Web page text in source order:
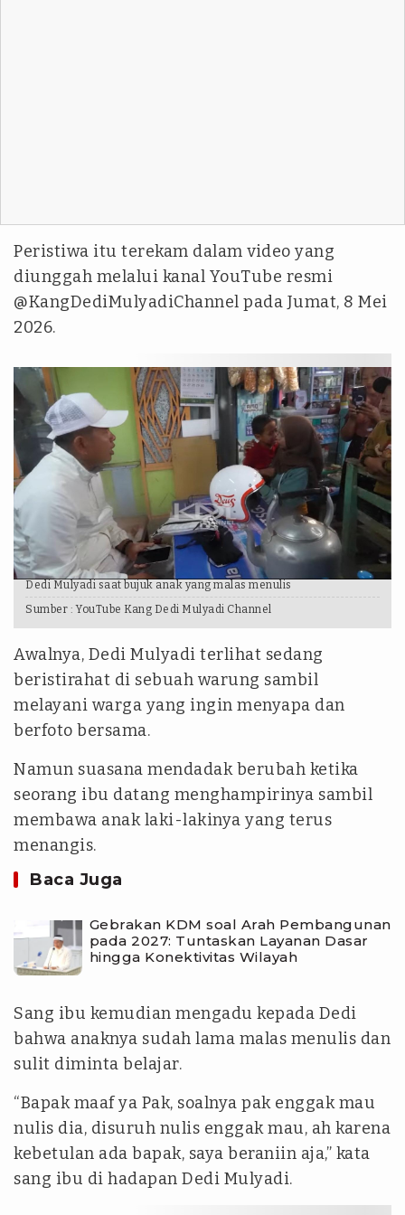
Peristiwa itu terekam dalam video yang
diunggah melalui kanal YouTube resmi
@KangDediMulyadiChannel pada Jumat, 8 Mei
2026.
Dedi Mulyadi saat bujuk anak yang malas menulis
Sumber : YouTube Kang Dedi Mulyadi Channel
Awalnya, Dedi Mulyadi terlihat sedang
beristirahat di sebuah warung sambil
melayani warga yang ingin menyapa dan
berfoto bersama.
Namun suasana mendadak berubah ketika
seorang ibu datang menghampirinya sambil
membawa anak laki-lakinya yang terus
menangis.
Baca Juga
Gebrakan KDM soal Arah Pembangunan
pada 2027: Tuntaskan Layanan Dasar
hingga Konektivitas Wilayah
Sang ibu kemudian mengadu kepada Dedi
bahwa anaknya sudah lama malas menulis dan
sulit diminta belajar.
“Bapak maaf ya Pak, soalnya pak enggak mau
nulis dia, disuruh nulis enggak mau, ah karena
kebetulan ada bapak, saya beraniin aja,” kata
sang ibu di hadapan Dedi Mulyadi.